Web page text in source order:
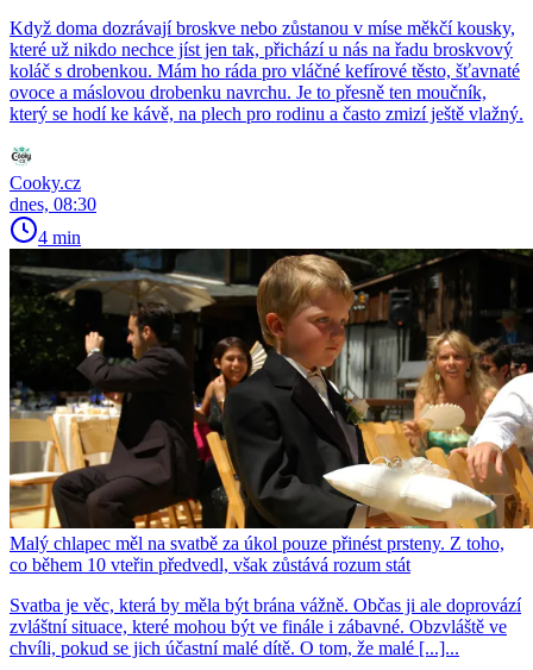
Když doma dozrávají broskve nebo zůstanou v míse měkčí kousky,
které už nikdo nechce jíst jen tak, přichází u nás na řadu broskvový
koláč s drobenkou. Mám ho ráda pro vláčné kefírové těsto, šťavnaté
ovoce a máslovou drobenku navrchu. Je to přesně ten moučník,
který se hodí ke kávě, na plech pro rodinu a často zmizí ještě vlažný.
Cooky.cz
dnes, 08:30
4 min
Malý chlapec měl na svatbě za úkol pouze přinést prsteny. Z toho,
co během 10 vteřin předvedl, však zůstává rozum stát
Svatba je věc, která by měla být brána vážně. Občas ji ale doprovází
zvláštní situace, které mohou být ve finále i zábavné. Obzvláště ve
chvíli, pokud se jich účastní malé dítě. O tom, že malé [...]...